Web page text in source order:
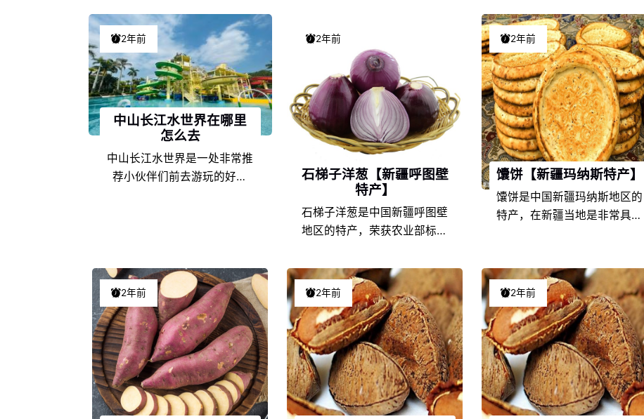
2年前
中山长江水世界在哪里
怎么去
中山长江水世界是一处非常推
荐小伙伴们前去游玩的好去
2年前
石梯子洋葱【新疆呼图壁
特产】
石梯子洋葱是中国新疆呼图壁
地区的特产，荣获农业部标志
代表性的特色产品之一，由于
新疆呼图壁的地理环境条件和
饮食文化的不同，以及地方风
土人情的差异，使得石梯子洋
葱在新疆特产中独具一格，享
誉盛名，深受石梯子洋葱爱好
者们的喜爱。
2年前
馕饼【新疆玛纳斯特产】
馕饼是中国新疆玛纳斯地区的
特产，在新疆当地是非常具有
饮食文化的不同，以及地方风
土人情的差异，使得馕饼在新
疆特产中独具一格，享誉盛
名，深受馕饼爱好者们的喜
爱。
2年前 2年前 2年前